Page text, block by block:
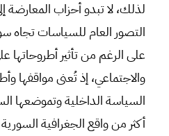
لذلك، لا تبدو أحزاب المعارضة
التصور العام للسياسات تجاه
على الرغم من تأثير أطروحاتها
والاجتماعي، إذ تُعنى مواقفها
السياسة الداخلية وتموضعها
أكثر من واقع الجغرافية